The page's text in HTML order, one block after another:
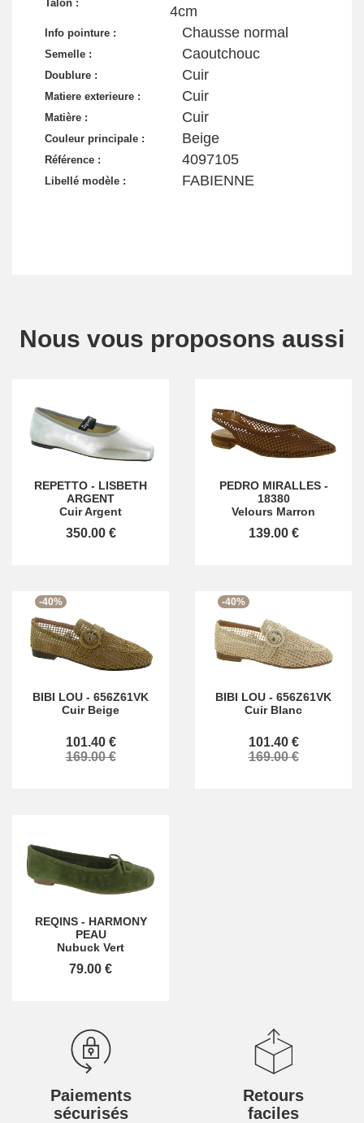
Talon :
4cm
Info pointure : Chausse normal
Semelle : Caoutchouc
Doublure : Cuir
Matiere exterieure : Cuir
Matière : Cuir
Couleur principale : Beige
Référence : 4097105
Libellé modèle : FABIENNE
Nous vous proposons aussi
REPETTO - LISBETH
ARGENT
Cuir Argent
350.00 €
PEDRO MIRALLES-
18380
Velours Marron
139.00 €
-40%
BIBI LOU - 656Z61VK
Cuir Beige
101.40 €
169.00 €
-40%
BIBI LOU - 656Z61VK
Cuir Blanc
101.40 €
169.00 €
REQINS- HARMONY
PEAU
Nubuck Vert
79.00 €
Paiements
sécurisés
Retours
faciles